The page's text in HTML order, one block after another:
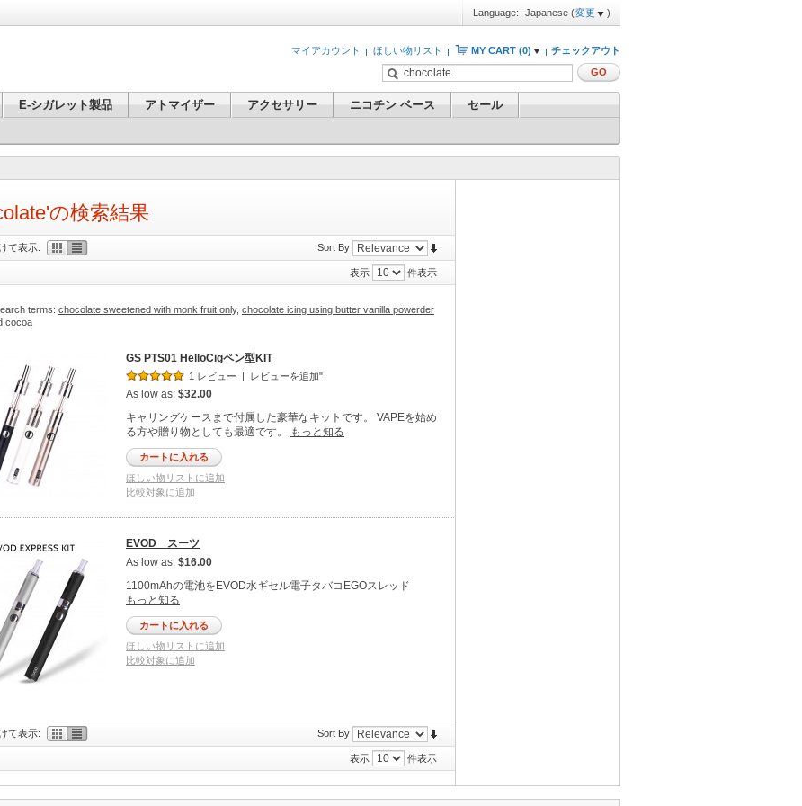
Language: Japanese (変更 )
チェックアウト
MY CART (0)
マイアカウント
ほしい物リスト
GO
E-シガレット製品 アトマイザー アクセサリー ニコチン ベース
セール
の検索結果
て表示: Sort By
表示 件表示
terms: chocolate sweetened with monk fruit only, chocolate icing using butter vanilla powerder
cocoa
GS PTS01 HelloCigペン型KIT
1 レビュー | レビューを追加"
As low as: $32.00
キャリングケースまで付属した豪華なキットです。 VAPEを始め
る方や贈り物としても最適です。
もっと知る
カートに入れる
ほしい物リストに追加
比較対象に追加
EVOD スーツ
As low as: $16.00
1100mAhの電池をEVOD水ギセル電子タバコEGOスレッド
もっと知る
カートに入れる
ほしい物リストに追加
比較対象に追加
て表示: Sort By
表示 件表示